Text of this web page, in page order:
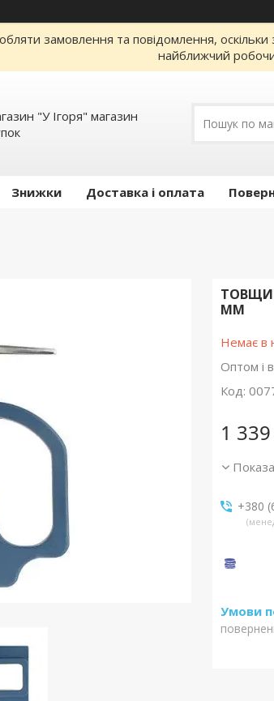
замовлення та повідомлення,
найближчий
"У Ігоря" магазин
Знижки Доставка і оплата
ММ
Немає в
Оптом і
Код:
1
+380